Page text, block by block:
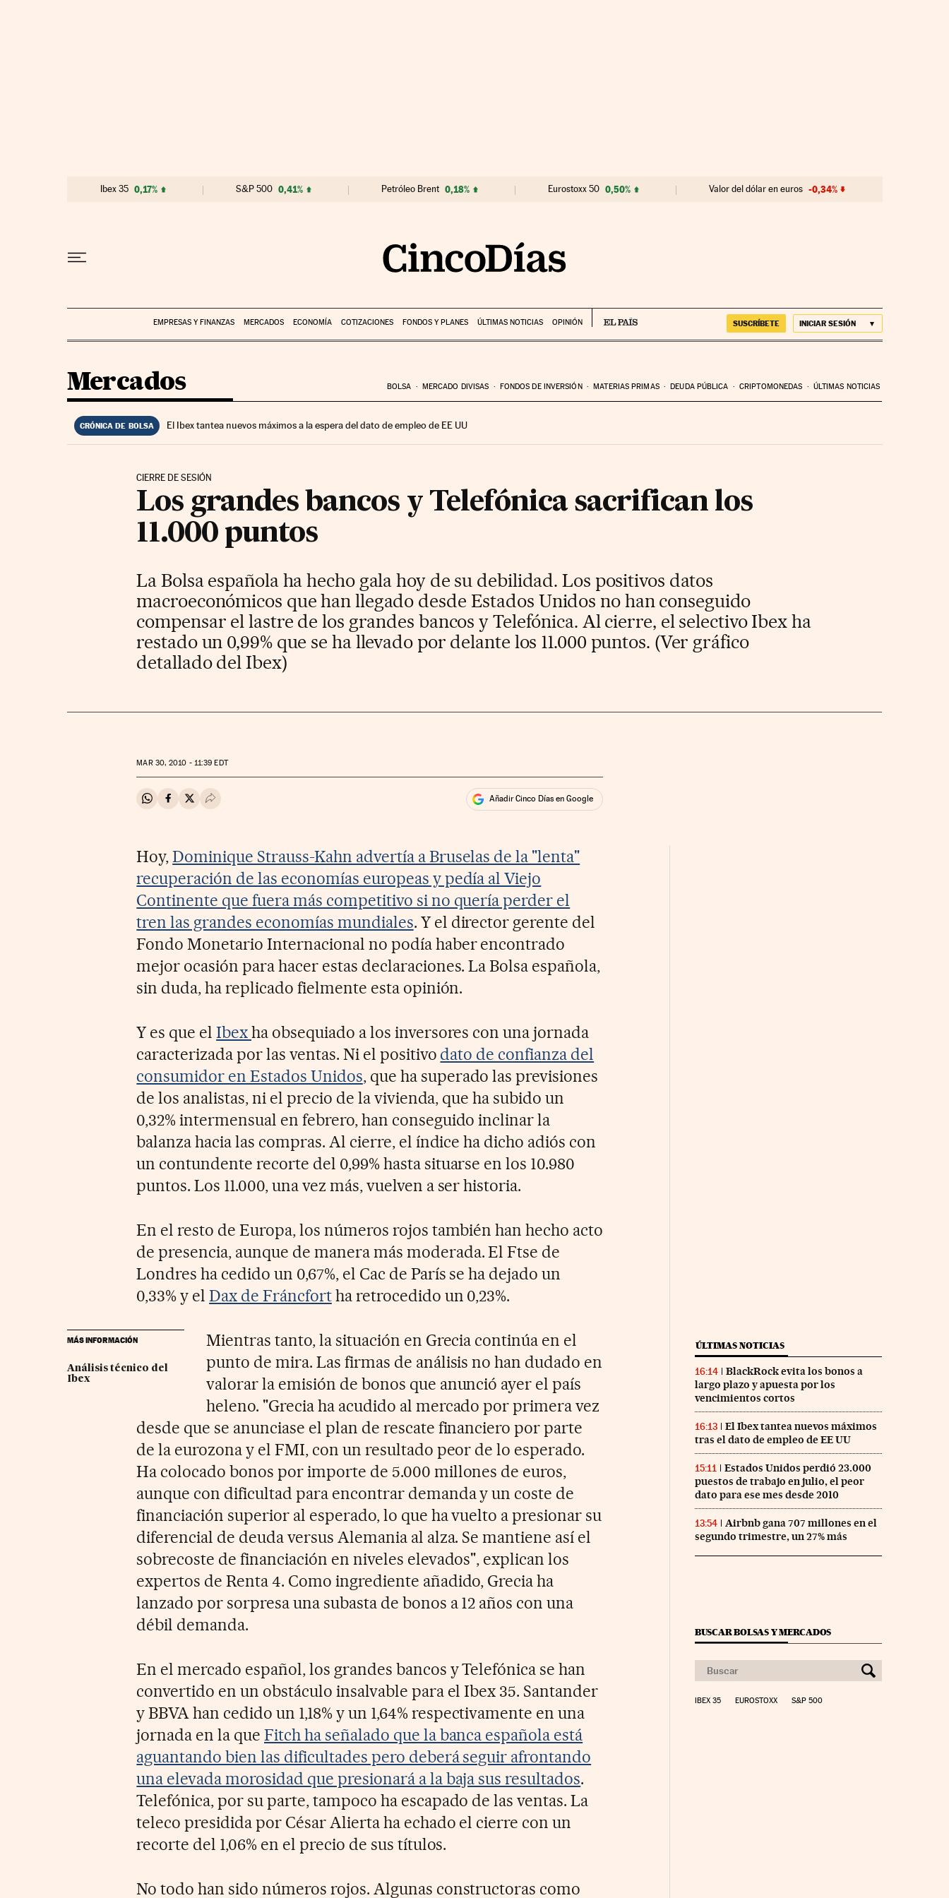
Ibex 35 0,17% S&P 500 0,41% Petróleo Brent 0,18% Eurostoxx 50 0,50% Valor del dólar en euros -0,34%
EMPRESAS Y FINANZAS MERCADOS ECONOMÍA COTIZACIONES FONDOS Y PLANES ÚLTIMAS NOTICIAS OPINIÓN SUSCRÍBETE INICIAR SESIÓN
Mercados BOLSA MERCADO DIVISAS FONDOS DE INVERSIÓN MATERIAS PRIMAS DEUDA PÚBLICA CRIPTOMONEDAS ÚLTIMAS NOTICIAS
CRÓNICA DE BOLSA El Ibex tantea nuevos máximos a la espera del dato de empleo de EE UU
CIERRE DE SESIÓN
Los grandes bancos y Telefónica sacrifican los
11.000 puntos
La Bolsa española ha hecho gala hoy de su debilidad. Los positivos datos
macroeconómicos que han llegado desde Estados Unidos no han conseguido
compensar el lastre de los grandes bancos y Telefónica. Al cierre, el selectivo Ibex ha
restado un 0,99% que se ha llevado por delante los 11.000 puntos. (Ver gráfico
detallado del Ibex)
MAR30, 2010 - 11:39 EDT
Compartir en Whatsapp
Compartir en Facebook
Compartir en Twitter
Desplegar Redes Sociales Añadir Cinco Días en Google
Hoy,Dominique Strauss-Kahn advertía a Bruselas de la "lenta"
recuperación de las economías europeas y pedía al Viejo
Continente que fuera más competitivo si no quería perder el
tren las grandes economías mundiales. Y el director gerente del
Fondo Monetario Internacional no podía haber encontrado
mejor ocasión para hacer estas declaraciones. La Bolsa española,
sin duda, ha replicado fielmente esta opinión.
Y es que elIbexha obsequiado a los inversores con una jornada
caracterizada por las ventas. Ni el positivo dato de confianza del
consumidor en Estados Unidos, que ha superado las previsiones
de los analistas, ni el precio de la vivienda, que ha subido un
0,32% intermensual en febrero, han conseguido inclinar la
balanza hacia las compras. Al cierre, el índice ha dicho adiós con
un contundente recorte del 0,99% hasta situarse en los 10.980
puntos. Los 11.000, una vez más, vuelven a ser historia.
En el resto de Europa, los números rojos también han hecho acto
de presencia, aunque de manera más moderada. El Ftse de
Londres ha cedido un 0,67%, el Cac de París se ha dejado un
0,33% y elDax de Fráncfortha retrocedido un 0,23%.
MÁS INFORMACIÓN
Análisis técnico del
Ibex
Mientras tanto, la situación en Grecia continúa en el
punto de mira. Las firmas de análisis no han dudado en
valorar la emisión de bonos que anunció ayer el país
heleno. "Grecia ha acudido al mercado por primera vez
desde que se anunciase el plan de rescate financiero por parte
de la eurozona y el FMI, con un resultado peor de lo esperado.
Ha colocado bonos por importe de 5.000 millones de euros,
aunque con dificultad para encontrar demanda y un coste de
financiación superior al esperado, lo que ha vuelto a presionar su
diferencial de deuda versus Alemania al alza. Se mantiene así el
sobrecoste de financiación en niveles elevados", explican los
expertos de Renta 4. Como ingrediente añadido, Grecia ha
lanzado por sorpresa una subasta de bonos a 12 años con una
débil demanda.
En el mercado español, los grandes bancos y Telefónica se han
convertido en un obstáculo insalvable para el Ibex 35. Santander
y BBVA han cedido un 1,18% y un 1,64% respectivamente en una
jornada en la que Fitch ha señalado que la banca española está
aguantando bien las dificultades pero deberá seguir afrontando
una elevada morosidad que presionará a la baja sus resultados.
Telefónica, por su parte, tampoco ha escapado de las ventas. La
teleco presidida por César Alierta ha echado el cierre con un
recorte del 1,06% en el precio de sus títulos.
No todo han sido números rojos. Algunas constructoras como
ÚLTIMAS NOTICIAS
16:14
BlackRock evita los bonos a
largo plazo y apuesta por los
vencimientos cortos
16:13
El Ibex tantea nuevos máximos
tras el dato de empleo de EE UU
15:11
Estados Unidos perdió 23.000
puestos de trabajo en julio, el peor
dato para ese mes desde 2010
13:54
Airbnb gana 707 millones en el
segundo trimestre, un 27% más
BUSCAR BOLSAS Y MERCADOS
IBEX 35 EUROSTOXX S&P 500